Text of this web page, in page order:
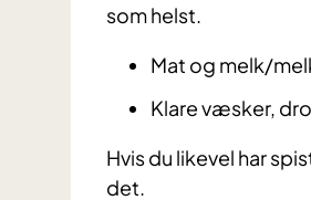
som helst.
Mat og melk/
Klare væsker,
Hvis du likevel har
det.